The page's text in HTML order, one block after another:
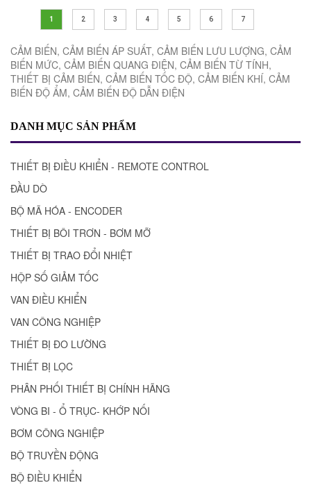
1 2 3 4 5 6 7
CẢM BIẾN, CẢM BIẾN ÁP SUẤT, CẢM BIẾN LƯU LƯỢNG, CẢM
BIẾN MỨC, CẢM BIẾN QUANG ĐIỆN, CẢM BIẾN TỪ TÍNH,
THIẾT BỊ CẢM BIẾN, CẢM BIẾN TỐC ĐỘ, CẢM BIẾN KHÍ, CẢM
BIẾN ĐỘ ẨM, CẢM BIẾN ĐỘ DẪN ĐIỆN
DANH MỤC SẢN PHẨM
THIẾT BỊ ĐIỀU KHIỂN - REMOTE CONTROL
ĐẦU DÒ
BỘ MÃ HÓA - ENCODER
THIẾT BỊ BÔI TRƠN - BƠM MỠ
THIẾT BỊ TRAO ĐỔI NHIỆT
HỘP SỐ GIẢM TỐC
VAN ĐIỀU KHIỂN
VAN CÔNG NGHIỆP
THIẾT BỊ ĐO LƯỜNG
THIẾT BỊ LỌC
PHÂN PHỐI THIẾT BỊ CHÍNH HÃNG
VÒNG BI - Ổ TRỤC- KHỚP NỐI
BƠM CÔNG NGHIỆP
BỘ TRUYỀN ĐỘNG
BỘ ĐIỀU KHIỂN